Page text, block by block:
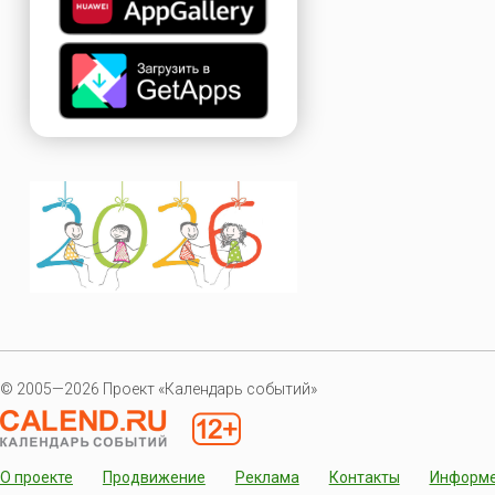
© 2005—2026 Проект «Календарь событий»
О проекте Продвижение Реклама Контакты